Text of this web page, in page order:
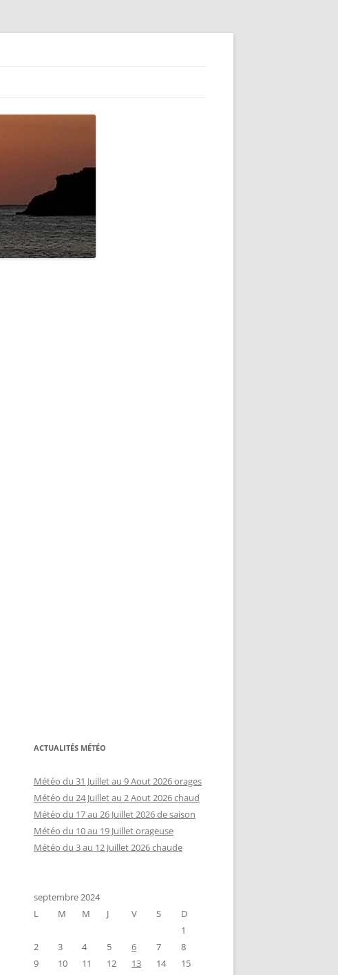
ACTUALITÉS MÉTÉO
Météo du 31 Juillet au 9 Aout 2026 orages
Météo du 24 Juillet au 2 Aout 2026 chaud
Météo du 17 au 26 Juillet 2026 de saison
Météo du 10 au 19 Juillet orageuse
Météo du 3 au 12 Juillet 2026 chaude
septembre 2024
L
M M J V S
D
1
2
3 4 5 6 7
8
9
10 11 12 13 14
15